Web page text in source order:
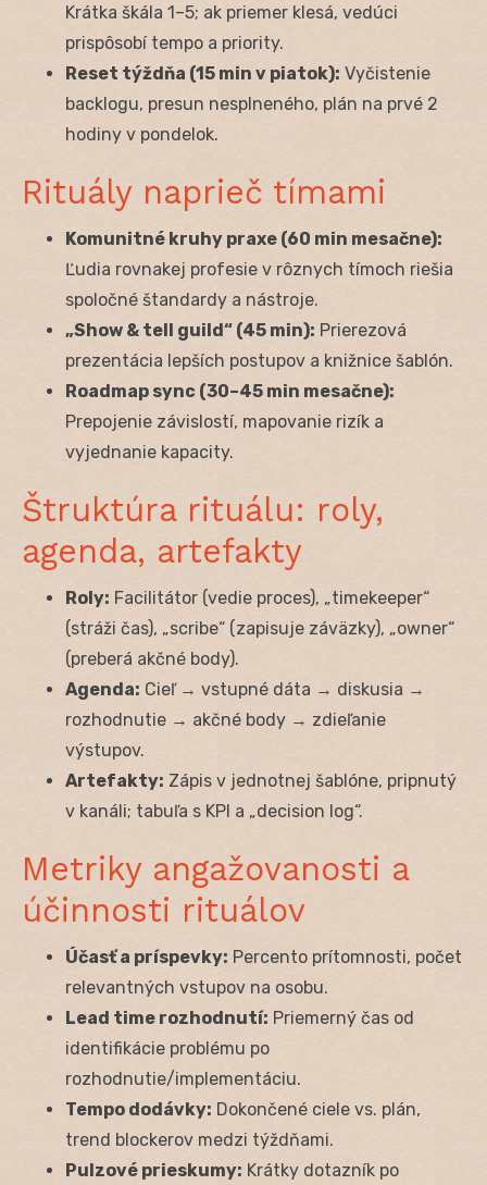
Krátka škála 1–5; ak priemer klesá, vedúci
prispôsobí tempo a priority.
Reset týždňa (15 min v piatok): Vyčistenie
backlogu, presun nesplneného, plán na prvé 2
hodiny v pondelok.
Rituály naprieč tímami
Komunitné kruhy praxe (60 min mesačne):
Ľudia rovnakej profesie v rôznych tímoch riešia
spoločné štandardy a nástroje.
„Show & tell guild“ (45 min): Prierezová
prezentácia lepších postupov a knižnice šablón.
Roadmap sync (30–45 min mesačne):
Prepojenie závislostí, mapovanie rizík a
vyjednanie kapacity.
Štruktúra rituálu: roly,
agenda, artefakty
Roly: Facilitátor (vedie proces), „timekeeper“
(stráži čas), „scribe“ (zapisuje záväzky), „owner“
(preberá akčné body).
Agenda: Cieľ → vstupné dáta → diskusia →
rozhodnutie → akčné body → zdieľanie
výstupov.
Artefakty: Zápis v jednotnej šablóne, pripnutý
v kanáli; tabuľa s KPI a „decision log“.
Metriky angažovanosti a
účinnosti rituálov
Účasť a príspevky: Percento prítomnosti, počet
relevantných vstupov na osobu.
Lead time rozhodnutí: Priemerný čas od
identifikácie problému po
rozhodnutie/implementáciu.
Tempo dodávky: Dokončené ciele vs. plán,
trend blockerov medzi týždňami.
Pulzové prieskumy: Krátky dotazník po